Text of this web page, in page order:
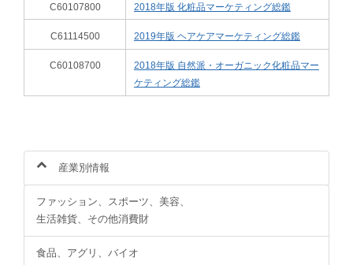
C60107800 2018年版 化粧品マーケティング総鑑
C61114500 2019年版 ヘアケアマーケティング総鑑
C60108700
2018年版 自然派・オーガニック化粧品マー
ケティング総鑑
産業別情報
ファッション、スポーツ、美容、
生活雑貨、その他消費財
食品、アグリ、バイオ